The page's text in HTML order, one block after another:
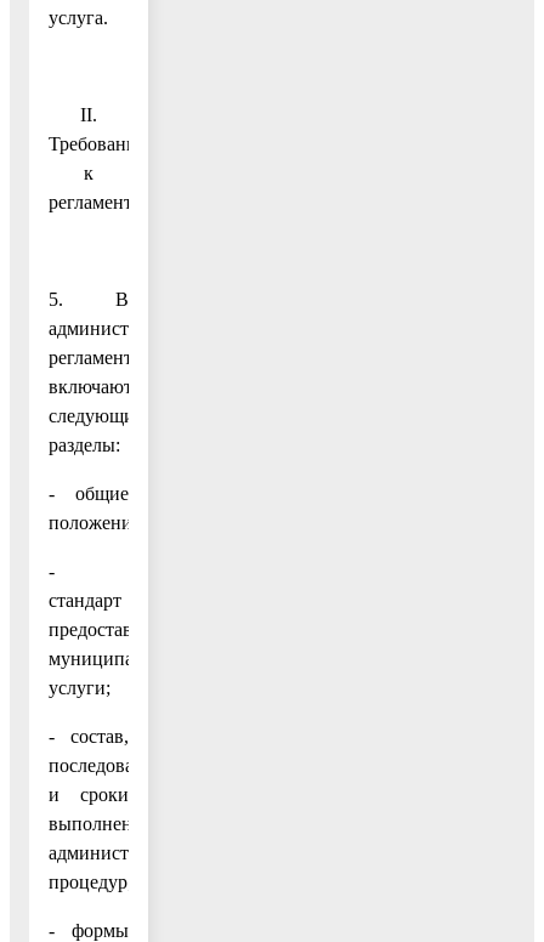
услуга.
II.
Требования
к
регламентам
5. В
административный
регламент
включаются
следующие
разделы:
- общие
положения;
-
стандарт
предоставления
муниципальной
услуги;
- состав,
последовательность
и сроки
выполнения
административных
процедур;
- формы